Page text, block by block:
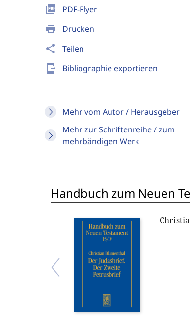
picture_as_pdf PDF-Flyer
print Drucken
share Teilen
send_to_mobile Bibliographie exportieren
Mehr vom Autor / Herausgeber
Mehr zur Schriftenreihe / zum
mehrbändigen Werk
Handbuch zum Neuen